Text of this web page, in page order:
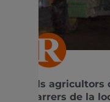
Els
carrers de la